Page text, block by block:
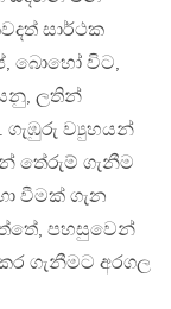
සාර්ථක
බොහෝ විට,
ලතින්
ගැඹුරු ව්‍යුහයන්
තේරුම් ගැනීම
වීමක් ගැන
පහසුවෙන්
ගැනීමට අරගල